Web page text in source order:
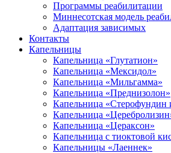
Программы реабилитации
Миннесотская модель
Адаптация зависимых
Контакты
Капельницы
Капельница «Глутатион»
Капельница «Мексидол»
Капельница «Мильгамма»
Капельница «Преднизолон»
Капельница «Стерофундин
Капельница
Капельница «Цераксон»
Капельница с тиоктовой
Капельницы «Лаеннек»